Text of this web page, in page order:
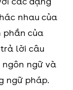
nhau của
phần của
lời câu
ngôn ngữ và
ngữ pháp.